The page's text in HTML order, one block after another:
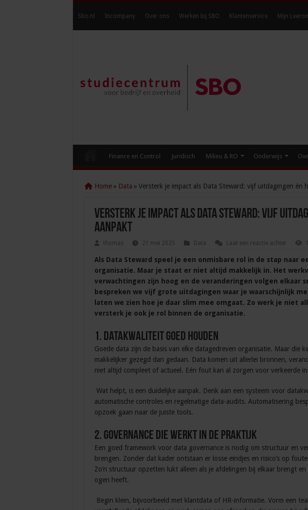
Sbo.nl Incompany Over ons Werken bij SBO Klantenservice Mijn
Finance en Control Juridisch Milieu & RO Onderwijs
Home » Data » Versterk je impact als Data Steward: vijf uitdagingen én
Versterk je impact als Data Steward: vijf
aanpakt
thomas 21 mei 2025 Data Laat een reactie achter
Als Data Steward speel je een onmisbare rol in de stap naar
organisatie. Maar je staat er niet altijd makkelijk in. Het
verwachtingen zijn hoog en de veranderingen volgen elkaar
bespreken we vijf grote uitdagingen waar je waarschijnlijk
laten we zien hoe je daar slim mee omgaat. Zo werk je niet
versterk je ook je rol binnen de organisatie.
1. Datakwaliteit goed houden
Goede data zijn de basis van elke datagedreven organisatie. Maar die
makkelijker gezegd dan gedaan. Data komen uit allerlei bronnen,
niet altijd compleet of actueel. Eén fout kan al zorgen voor verkeerde
Wat helpt, is een duidelijke aanpak. Denk aan een systeem voor
automatische controles en regelmatige data-audits. Automatisering
opzoek gaan naar de juiste tools.
2. Governance die werkt in de praktijk
Een goed framework voor data governance is nodig om structuur en
brengen. Zonder dat kader ontstaan er losse eindjes en risico’s op
Zo’n structuur opzetten lukt alleen als je afdelingen bij elkaar brengt
ogen heeft.
Begin klein, bijvoorbeeld met klantdata of HR-informatie. Vorm een